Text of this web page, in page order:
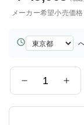
メーカー希望小売価格
お
届
量